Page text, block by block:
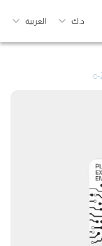
د.ك العربية